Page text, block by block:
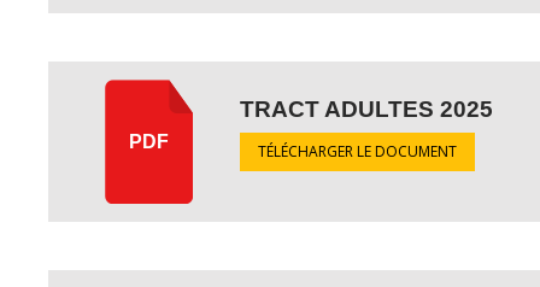
PDF
TRACT ADULTES 2025
TÉLÉCHARGER LE DOCUMENT